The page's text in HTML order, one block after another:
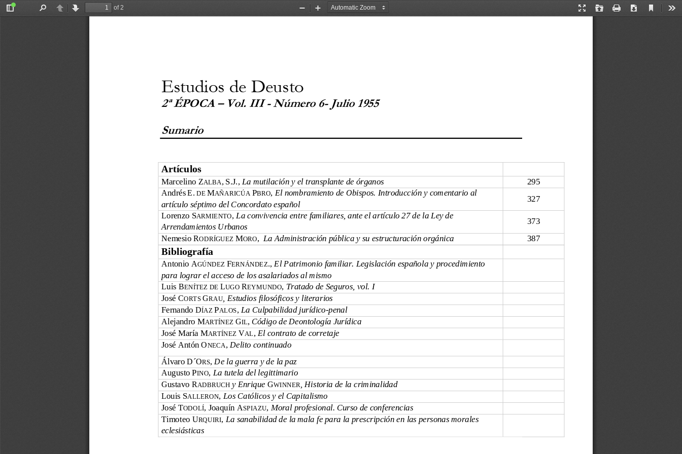
Toggle
PreviousNext
of 2
Presentation
Open Print Download
Current
Zoom
Zoom
Estudios de Deusto
2ª ÉPOCA – Vol. III - Número 6- Julio 1955
Sumario
Artículos
Marcelino ZALBA ,S.J., La mutilación y el transplante de órganos
295
AndrésE. DE M AÑARICÚA PBRO, El nombramiento de Obispos. Introducción y comentario al
artículo séptimo del Concordato español
327
Lorenzo SARMIENTO, La convivencia entre familiares, ante el artículo 27 de la Ley de
Arrendamientos Urbanos
373
Nemesio RODRÍGUEZ M ORO, La Administración pública y su estructuración orgánica 387
Bibliografía
Antonio AGÚNDEZ FERNÁNDEZ., El Patrimonio familiar. Legislación española y procedimiento
para lograr el acceso de los asalariados al mismo
Luis BENÍTEZ DE LUGO REYMUNDO, Tratado de Seguros, vol. I
José CORTS GRAU
, Estudios filosóficos y literarios
Fernando DÍAZ PALOS, La Culpabilidad jurídico-penal
Alejandro MARTÍNEZ GIL,Código de Deontología Jurídica
José María MARTÍNEZ VAL, El contrato de corretaje
José Antón ONECA
Delito continuado
Álvaro D ́ORS De la guerra y de la paz
Augusto PINO, La tutela del legittimario
Gustavo R ADBRUCH y Enrique GWINNER
, Historia de la criminalidad
Louis SALLERON, Los Católicos y el Capitalismo
José TODOLÍ, Joaquín ASPIAZU, Moral profesional. Curso de conferencias
Timoteo URQUIRI, La sanabilidad de la mala fe para la prescripción en las personas morales
eclesiásticas